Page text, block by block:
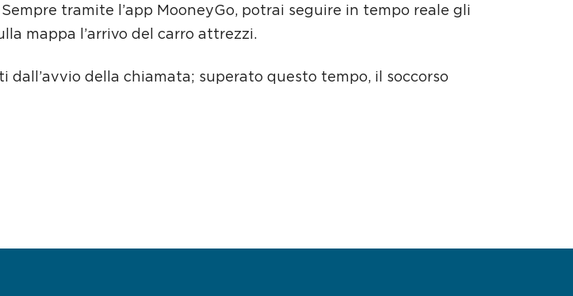
tramite l’app MooneyGo, potrai seguire in tempo reale gli
mappa l’arrivo del carro attrezzi.
della chiamata; superato questo tempo, il soccorso